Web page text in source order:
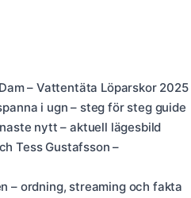
– Vattentäta Löparskor 2025
i ugn – steg för steg guide
nytt – aktuell lägesbild
Tess Gustafsson –
– ordning, streaming och fakta